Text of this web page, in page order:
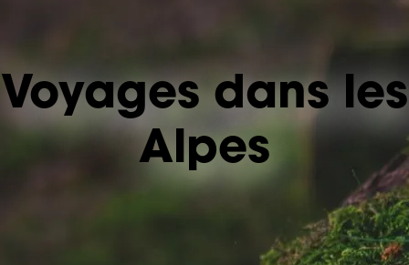
Voyages dans les
Alpes